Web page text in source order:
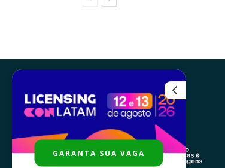
GARANTA SUA VAGA